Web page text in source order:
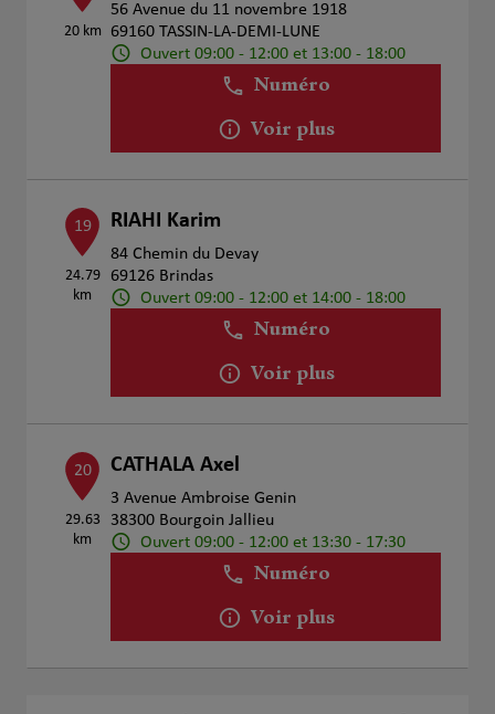
20 km
56 Avenue du 11 novembre 1918
69160 TASSIN-LA-DEMI-LUNE
Ouvert 09:00 - 12:00 et 13:00 - 18:00
Numéro
Voir plus
19
24.79
km
RIAHI Karim
84 Chemin du Devay
69126 Brindas
Ouvert 09:00 - 12:00 et 14:00 - 18:00
Numéro
Voir plus
20
29.63
km
CATHALA Axel
3 Avenue Ambroise Genin
38300 Bourgoin Jallieu
Ouvert 09:00 - 12:00 et 13:30 - 17:30
Numéro
Voir plus